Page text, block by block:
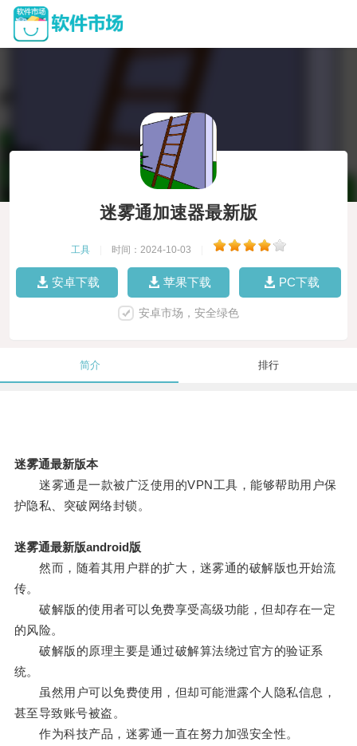
迷雾通加速器最新版
工具 时间：2024-10-03
安卓下载 苹果下载 PC下载
安卓市场，安全绿色
简介 排行
迷雾通最新版本
迷雾通是一款被广泛使用的VPN工具，能够帮助用户保
护隐私、突破网络封锁。
迷雾通最新版android版
然而，随着其用户群的扩大，迷雾通的破解版也开始流
传。
破解版的使用者可以免费享受高级功能，但却存在一定
的风险。
破解版的原理主要是通过破解算法绕过官方的验证系
统。
虽然用户可以免费使用，但却可能泄露个人隐私信息，
甚至导致账号被盗。
作为科技产品，迷雾通一直在努力加强安全性。